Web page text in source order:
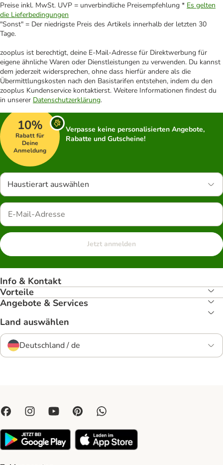
Preise inkl. MwSt. UVP = unverbindliche Preisempfehlung * Es gelten
die Lieferbedingungen
"Sonst" = Der niedrigste Preis des Artikels innerhalb der letzten 30
Tage.
zooplus ist berechtigt, deine E-Mail-Adresse für Direktwerbung für
eigene ähnliche Waren oder Dienstleistungen zu verwenden. Du kannst
dem jederzeit widersprechen, ohne dass hierfür andere als die
Übermittlungskosten nach den Basistarifen entstehen, indem du den
zooplus Kundenservice kontaktierst. Weitere Informationen findest du
in unserer Datenschutzerklärung.
10%
Rabatt für
Deine
Anmeldung
Verpasse keine personalisierten Angebote,
Rabatte und Gutscheine!
Haustierart auswählen
Jetzt anmelden
Info & Kontakt
Vorteile
Angebote & Services
Land auswählen
Deutschland / de